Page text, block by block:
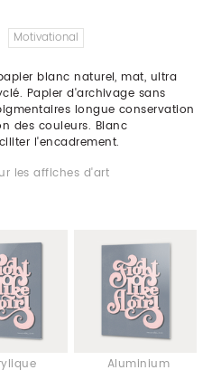
Motivational
blanc naturel, mat, ultra
Papier d'archivage sans
longue conservation
des couleurs. Blanc
l'encadrement.
les affiches d'art
Aluminium